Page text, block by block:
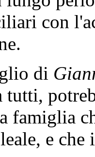
con
di
tutti,
famiglia
e che